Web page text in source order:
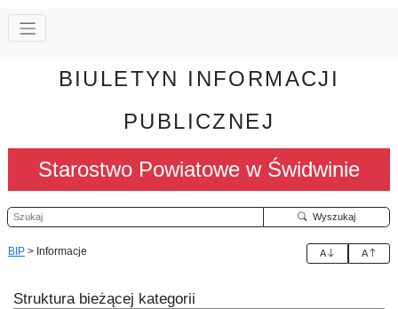
BIULETYN INFORMACJI
PUBLICZNEJ
Starostwo Powiatowe w Świdwinie
Szukaj Wyszukaj
BIP > Informacje A A
Struktura bieżącej kategorii